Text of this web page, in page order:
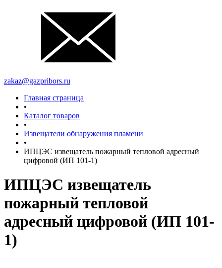
zakaz@gazpribors.ru
Главная страница
•
Каталог товаров
•
Извещатели обнаружения пламени
•
ИПЦЭС извещатель пожарный тепловой адресный
цифровой (ИП 101-1)
ИПЦЭС извещатель
пожарный тепловой
адресный цифровой (ИП 101-
1)